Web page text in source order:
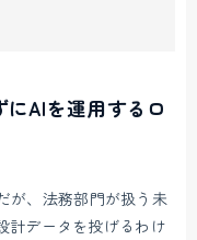
AIを運用するロ
が、法務部門が扱う未
計データを投げるわけ